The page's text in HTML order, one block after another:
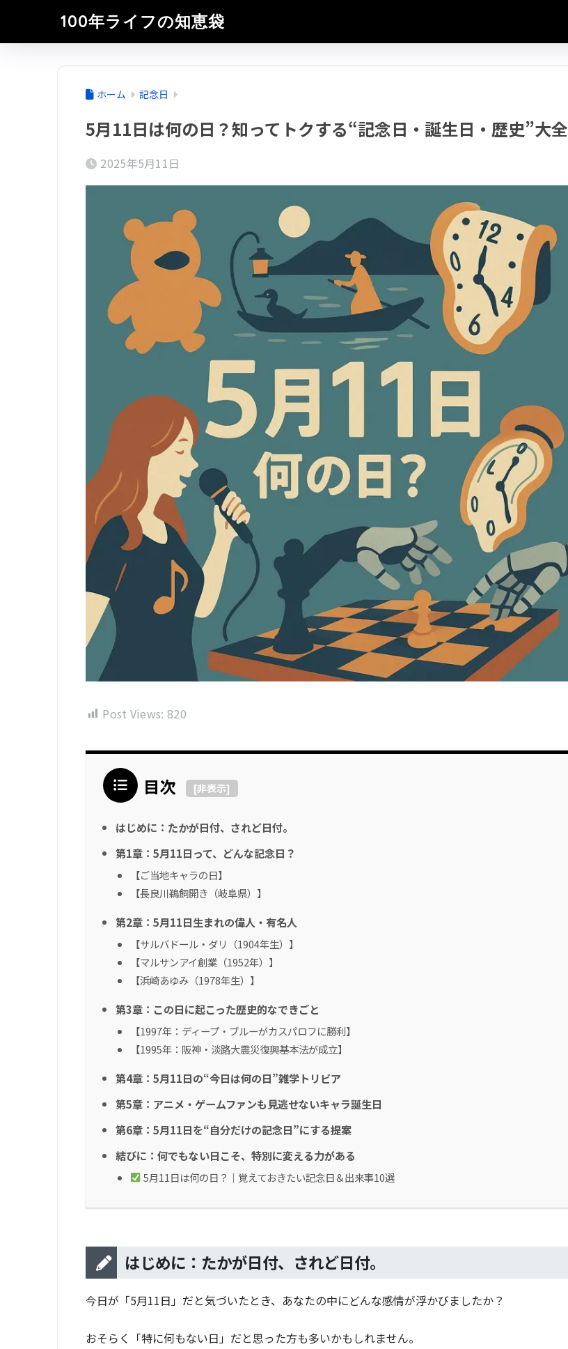
100年ライフの知恵袋
ホーム 記念日
5月11日は何の日？知ってトクする“記念日・誕生日・歴史”大全
2025年5月11日
Post Views: 820
目次 [非表示]
はじめに：たかが日付、されど日付。
第1章：5月11日って、どんな記念日？
【ご当地キャラの日】
【長良川鵜飼開き（岐阜県）】
第2章：5月11日生まれの偉人・有名人
【サルバドール・ダリ（1904年生）】
【マルサンアイ創業（1952年）】
【浜崎あゆみ（1978年生）】
第3章：この日に起こった歴史的なできごと
【1997年：ディープ・ブルーがカスパロフに勝利】
【1995年：阪神・淡路大震災復興基本法が成立】
第4章：5月11日の“今日は何の日”雑学トリビア
第5章：アニメ・ゲームファンも見逃せないキャラ誕生日
第6章：5月11日を“自分だけの記念日”にする提案
結びに：何でもない日こそ、特別に変える力がある
5月11日は何の日？｜覚えておきたい記念日＆出来事10選
はじめに：たかが日付、されど日付。
今日が「5月11日」だと気づいたとき、あなたの中にどんな感情が浮かびましたか？
おそらく「特に何もない日」だと思った方も多いかもしれません。